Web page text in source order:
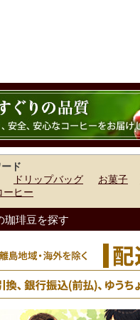
ド
ドリップバッグ お菓子
ーヒー
珈琲豆を探す